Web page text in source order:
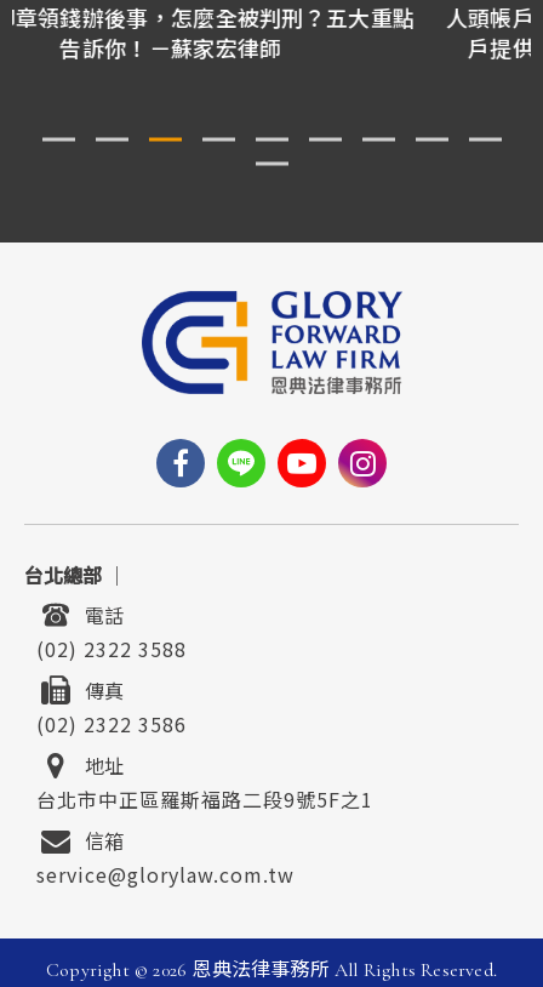
人頭帳戶刑事不起訴就沒事嗎？被害人還可以向帳
戶提供人求償嗎？－林正椈律師、林隆鑫律師
台北總部 ｜
地址
台北市中正區羅斯福路二段9號5F之1
電話
(02) 2322 3588
傳真
(02) 2322 3586
信箱
service@glorylaw.com.tw
Copyright © 2026 恩典法律事務所 All Rights Reserved.